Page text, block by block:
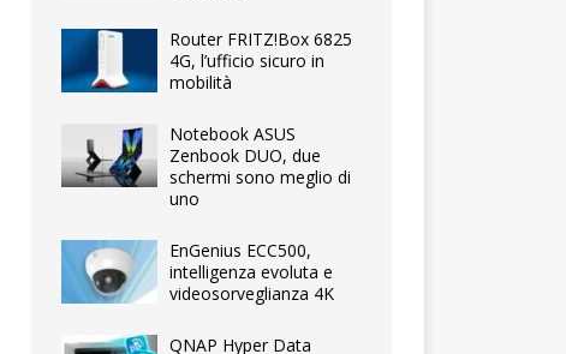
Router FRITZ!Box 6825
4G, l’ufficio sicuro in
mobilità
Notebook ASUS
Zenbook DUO, due
schermi sono meglio di
uno
EnGenius ECC500,
intelligenza evoluta e
videosorveglianza 4K
QNAP Hyper Data